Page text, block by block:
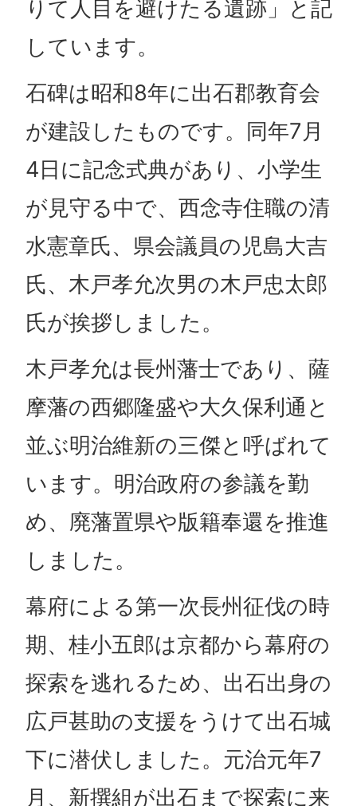
りて人目を避けたる遺跡」と記
しています。
石碑は昭和8年に出石郡教育会
が建設したものです。同年7月
4日に記念式典があり、小学生
が見守る中で、西念寺住職の清
水憲章氏、県会議員の児島大吉
氏、木戸孝允次男の木戸忠太郎
氏が挨拶しました。
木戸孝允は長州藩士であり、薩
摩藩の西郷隆盛や大久保利通と
並ぶ明治維新の三傑と呼ばれて
います。明治政府の参議を勤
め、廃藩置県や版籍奉還を推進
しました。
幕府による第一次長州征伐の時
期、桂小五郎は京都から幕府の
探索を逃れるため、出石出身の
広戸甚助の支援をうけて出石城
下に潜伏しました。元治元年7
月、新撰組が出石まで探索に来